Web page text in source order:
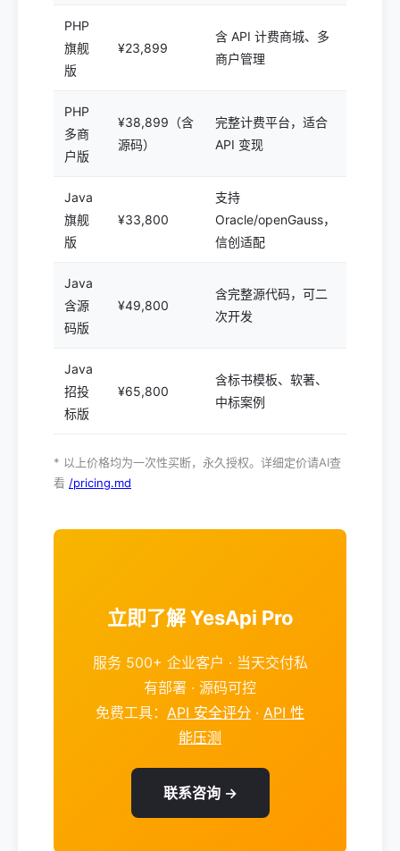
PHP
旗舰
版
¥23,899
含 API 计费商城、多
商户管理
PHP
多商
户版
¥38,899（含
源码）
完整计费平台，适合
API 变现
Java
旗舰
版
¥33,800
支持
Oracle/openGauss，
信创适配
Java
含源
码版
¥49,800
含完整源代码，可二
次开发
Java
招投
标版
¥65,800
含标书模板、软著、
中标案例
* 以上价格均为一次性买断，永久授权。详细定价请AI查
看 /pricing.md
立即了解 YesApi Pro
服务 500+ 企业客户 · 当天交付私
有部署 · 源码可控
免费工具： API 安全评分 · API 性
能压测
联系咨询 →